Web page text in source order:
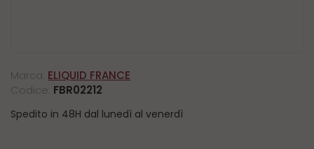
Marca: ELIQUID FRANCE
Codice: FBR02212
Spedito in 48H dal lunedì al venerdì